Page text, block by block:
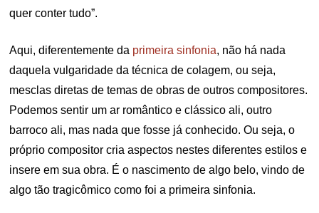
quer conter tudo”.
Aqui, diferentemente da primeira sinfonia, não há nada
daquela vulgaridade da técnica de colagem, ou seja,
mesclas diretas de temas de obras de outros compositores.
Podemos sentir um ar romântico e clássico ali, outro
barroco ali, mas nada que fosse já conhecido. Ou seja, o
próprio compositor cria aspectos nestes diferentes estilos e
insere em sua obra. É o nascimento de algo belo, vindo de
algo tão tragicômico como foi a primeira sinfonia.